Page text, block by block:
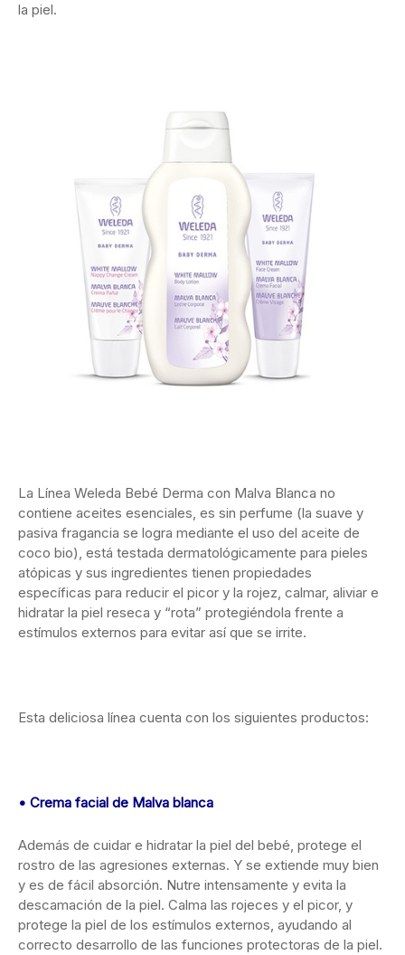
la piel.
La Línea Weleda Bebé Derma con Malva Blanca no
contiene aceites esenciales, es sin perfume (la suave y
pasiva fragancia se logra mediante el uso del aceite de
coco bio), está testada dermatológicamente para pieles
atópicas y sus ingredientes tienen propiedades
específicas para reducir el picor y la rojez, calmar, aliviar e
hidratar la piel reseca y “rota” protegiéndola frente a
estímulos externos para evitar así que se irrite.
Esta deliciosa línea cuenta con los siguientes productos:
• Crema facial de Malva blanca
Además de cuidar e hidratar la piel del bebé, protege el
rostro de las agresiones externas. Y se extiende muy bien
y es de fácil absorción. Nutre intensamente y evita la
descamación de la piel. Calma las rojeces y el picor, y
protege la piel de los estímulos externos, ayudando al
correcto desarrollo de las funciones protectoras de la piel.